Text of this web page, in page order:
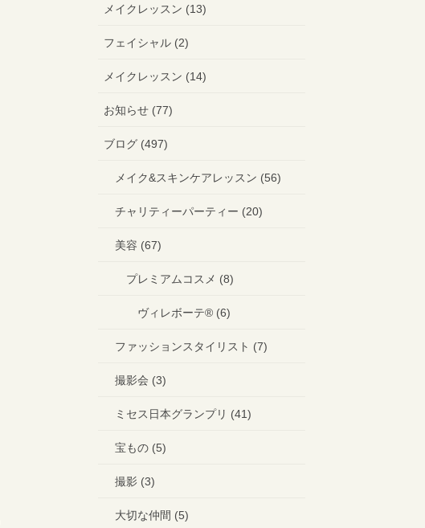
メイクレッスン (13)
フェイシャル (2)
メイクレッスン (14)
お知らせ (77)
ブログ (497)
メイク&スキンケアレッスン (56)
チャリティーパーティー (20)
美容 (67)
プレミアムコスメ (8)
ヴィレボーテ®︎ (6)
ファッションスタイリスト (7)
撮影会 (3)
ミセス日本グランプリ (41)
宝もの (5)
撮影 (3)
大切な仲間 (5)